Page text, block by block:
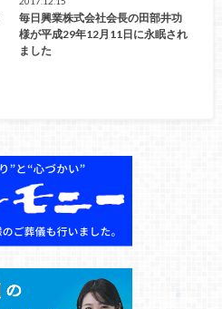
毎日興業株式会社会長の田部井功
様が平成29年12月11日に永眠され
ました